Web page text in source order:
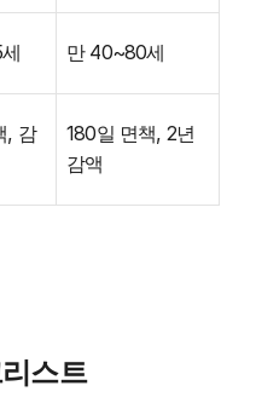
만 40~80세
, 감
180일 면책, 2년
감액
스트